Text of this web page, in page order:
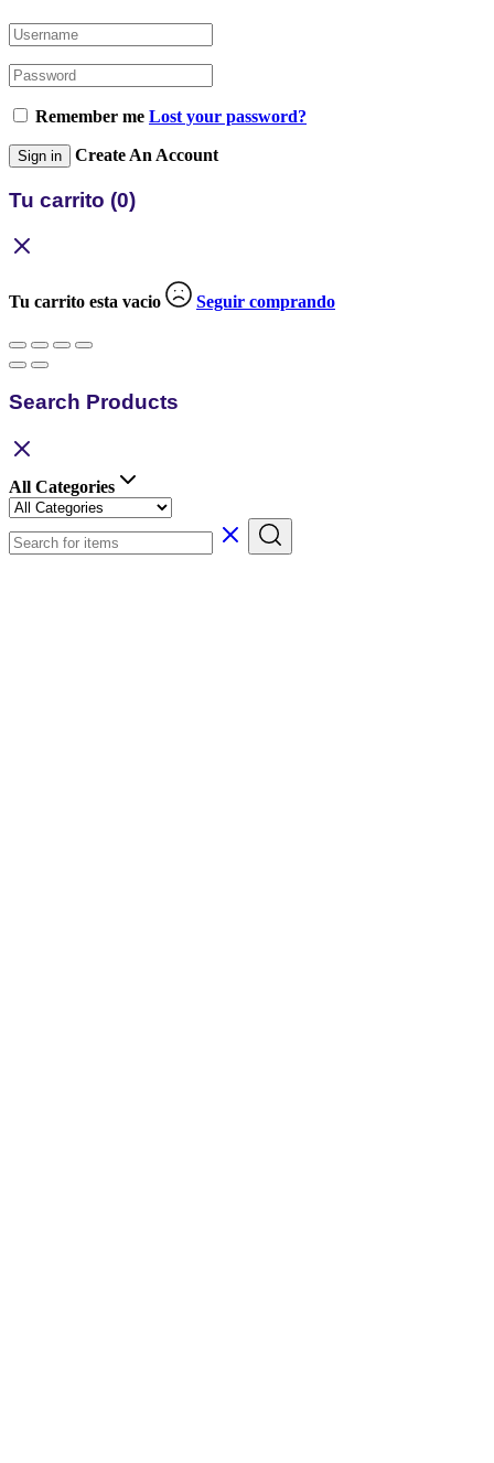
Remember me Lost your password?
Sign in Create An Account
Tu carrito (0)
Tu carrito esta vacio Seguir comprando
Search Products
All Categories